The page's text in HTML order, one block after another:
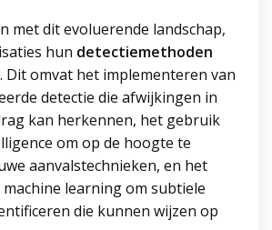
met dit evoluerende landschap,
hun detectiemethoden
. Dit omvat het implementeren van
detectie die afwijkingen in
kan herkennen, het gebruik
om op de hoogte te
aanvalstechnieken, en het
learning om subtiele
die kunnen wijzen op